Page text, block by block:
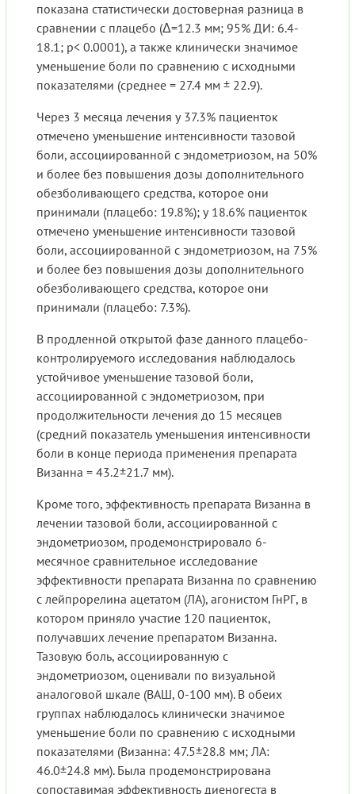
показана статистически достоверная разница в
сравнении с плацебо (Δ=12.3 мм; 95% ДИ: 6.4-
18.1; p< 0.0001), а также клинически значимое
уменьшение боли по сравнению с исходными
показателями (среднее = 27.4 мм ± 22.9).
Через 3 месяца лечения у 37.3% пациенток
отмечено уменьшение интенсивности тазовой
боли, ассоциированной с эндометриозом, на 50%
и более без повышения дозы дополнительного
обезболивающего средства, которое они
принимали (плацебо: 19.8%); у 18.6% пациенток
отмечено уменьшение интенсивности тазовой
боли, ассоциированной с эндометриозом, на 75%
и более без повышения дозы дополнительного
обезболивающего средства, которое они
принимали (плацебо: 7.3%).
В продленной открытой фазе данного плацебо-
контролируемого исследования наблюдалось
устойчивое уменьшение тазовой боли,
ассоциированной с эндометриозом, при
продолжительности лечения до 15 месяцев
(средний показатель уменьшения интенсивности
боли в конце периода применения препарата
Визанна = 43.2±21.7 мм).
Кроме того, эффективность препарата Визанна в
лечении тазовой боли, ассоциированной с
эндометриозом, продемонстрировало 6-
месячное сравнительное исследование
эффективности препарата Визанна по сравнению
с лейпрорелина ацетатом (ЛА), агонистом ГнРГ, в
котором приняло участие 120 пациенток,
получавших лечение препаратом Визанна.
Тазовую боль, ассоциированную с
эндометриозом, оценивали по визуальной
аналоговой шкале (ВАШ, 0-100 мм). В обеих
группах наблюдалось клинически значимое
уменьшение боли по сравнению с исходными
показателями (Визанна: 47.5±28.8 мм; ЛА:
46.0±24.8 мм). Была продемонстрирована
сопоставимая эффективность диеногеста в